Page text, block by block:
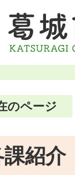
のページ
紹介